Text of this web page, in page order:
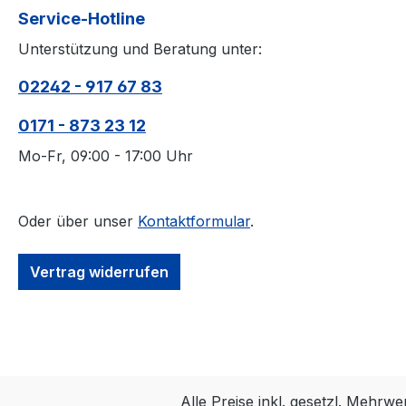
in den
Winter
eine
Igel, die
Service-Hotline
Unterstützung und Beratung unter:
02242 - 917 67 83
0171 - 873 23 12
Mo-Fr, 09:00 - 17:00 Uhr
Oder über unser Kontaktformular.
Vertrag widerrufen
Alle Preise inkl. gesetzl.